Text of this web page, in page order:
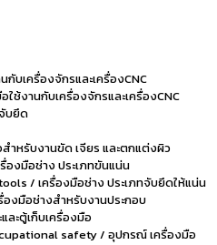
บเครื่องจักรและเครื่องCNC
ช้งานกับเครื่องจักรและเครื่องCNC
บยึด
ำหรับงานขัด เจียร และตกแต่งผิว
งมือช่าง ประเภทขันแน่น
/ เครื่องมือช่าง ประเภทจับยึดให้แน่น
งมือช่างสำหรับงานประกอบ
ะตู้เก็บเครื่องมือ
safety / อุปกรณ์ เครื่องมือ